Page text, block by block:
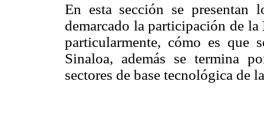
En esta sección se presentan
demarcado la participación de
particularmente, cómo es que
Sinaloa, además se termina
sectores de base tecnológica de